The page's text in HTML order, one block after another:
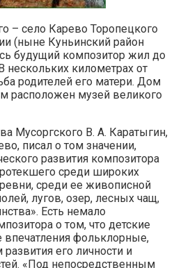
– село Карево Торопецкого
(ныне Куньинский район
будущий композитор жил до
нескольких километрах от
родителей его матери. Дом
расположен музей великого
Мусоргского В. А. Каратыгин,
писал о том значении,
развития композитора
среди широких
среди ее живописной
лугов, озер, лесных чащ,
Есть немало
о том, что детские
впечатления фольклорные,
его личности и
«Под непосредственным